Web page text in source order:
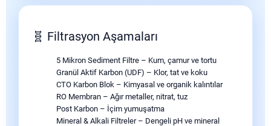
🧬 Filtrasyon Aşamaları
5 Mikron Sediment Filtre – Kum, çamur ve tortu
Granül Aktif Karbon (UDF) – Klor, tat ve koku
CTO Karbon Blok – Kimyasal ve organik kalıntılar
RO Membran – Ağır metaller, nitrat, tuz
Post Karbon – İçim yumuşatma
Mineral & Alkali Filtreler – Dengeli pH ve mineral